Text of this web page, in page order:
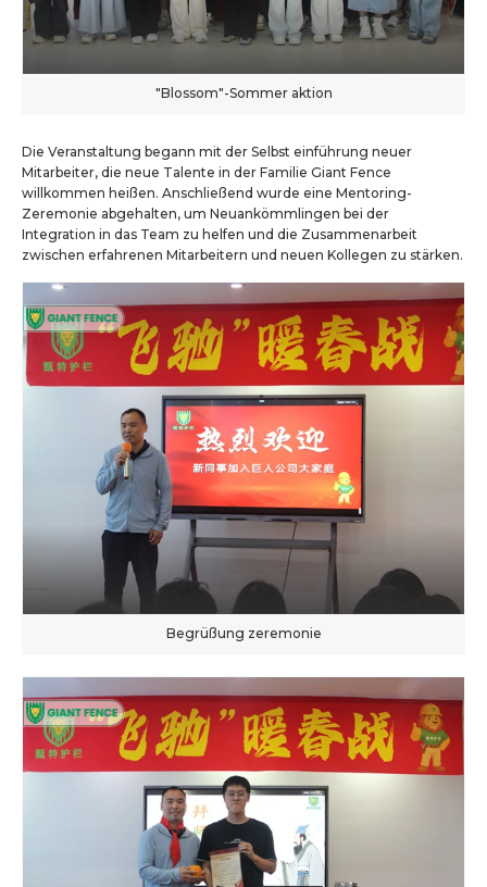
"Blossom"-Sommer aktion
Die Veranstaltung begann mit der Selbst einführung neuer
Mitarbeiter, die neue Talente in der Familie Giant Fence
willkommen heißen. Anschließend wurde eine Mentoring-
Zeremonie abgehalten, um Neuankömmlingen bei der
Integration in das Team zu helfen und die Zusammenarbeit
zwischen erfahrenen Mitarbeitern und neuen Kollegen zu stärken.
Begrüßung zeremonie